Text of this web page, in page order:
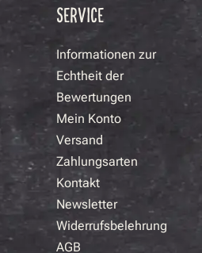
SERVICE
Informationen zur
Echtheit der
Bewertungen
Mein Konto
Versand
Zahlungsarten
Kontakt
Newsletter
Widerrufsbelehrung
AGB